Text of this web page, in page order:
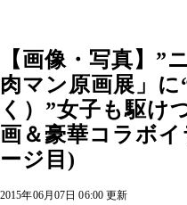
【画像・写真】”
肉マン原画展」
く）”女子も駆け
画＆豪華コラボ
ージ目)
2015年06月07日 06:00 更新